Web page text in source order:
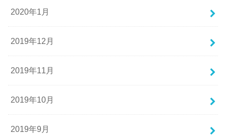
2020年1月
2019年12月
2019年11月
2019年10月
2019年9月